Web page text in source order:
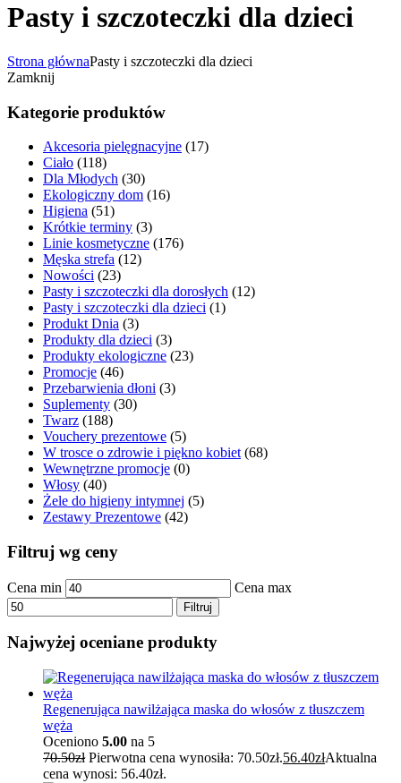
Pasty i szczoteczki dla dzieci
Strona głównaPasty i szczoteczki dla dzieci
Zamknij
Kategorie produktów
Akcesoria pielęgnacyjne (17)
Ciało (118)
Dla Młodych (30)
Ekologiczny dom (16)
Higiena (51)
Krótkie terminy (3)
Linie kosmetyczne (176)
Męska strefa (12)
Nowości (23)
Pasty i szczoteczki dla dorosłych (12)
Pasty i szczoteczki dla dzieci (1)
Produkt Dnia (3)
Produkty dla dzieci (3)
Produkty ekologiczne (23)
Promocje (46)
Przebarwienia dłoni (3)
Suplementy (30)
Twarz (188)
Vouchery prezentowe (5)
W trosce o zdrowie i piękno kobiet (68)
Wewnętrzne promocje (0)
Włosy (40)
Żele do higieny intymnej (5)
Zestawy Prezentowe (42)
Filtruj wg ceny
Cena min Cena max
Filtruj
Najwyżej oceniane produkty
Regenerująca nawilżająca maska do włosów z tłuszczem
węża
Oceniono 5.00 na 5
70.50zł Pierwotna cena wynosiła: 70.50zł.56.40złAktualna
cena wynosi: 56.40zł.